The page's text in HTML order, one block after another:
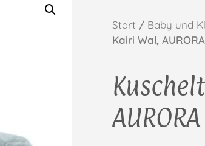
Start / Baby und
Kairi Wal, AURORA
AURORA